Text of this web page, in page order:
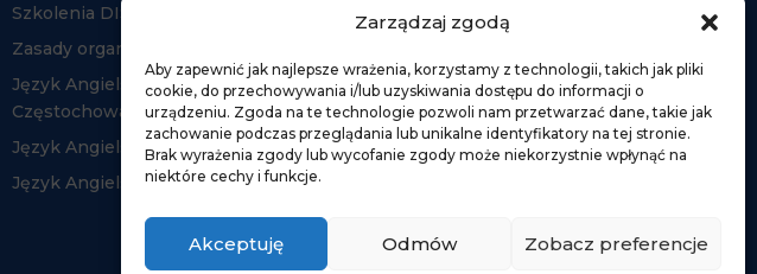
Zarządzaj zgodą
Aby zapewnić jak najlepsze wrażenia, korzystamy z technologii, takich jak pliki
cookie, do przechowywania i/lub uzyskiwania dostępu do informacji o
urządzeniu. Zgoda na te technologie pozwoli nam przetwarzać dane, takie jak
zachowanie podczas przeglądania lub unikalne identyfikatory na tej stronie.
Brak wyrażenia zgody lub wycofanie zgody może niekorzystnie wpłynąć na
niektóre cechy i funkcje.
Akceptuję Odmów Zobacz preferencje
Szkolenia DISC
Zasady organizacji kursów
Język Angielski
Częstochowa
Język Angielski Myszków
Język Angielski Kłobuck